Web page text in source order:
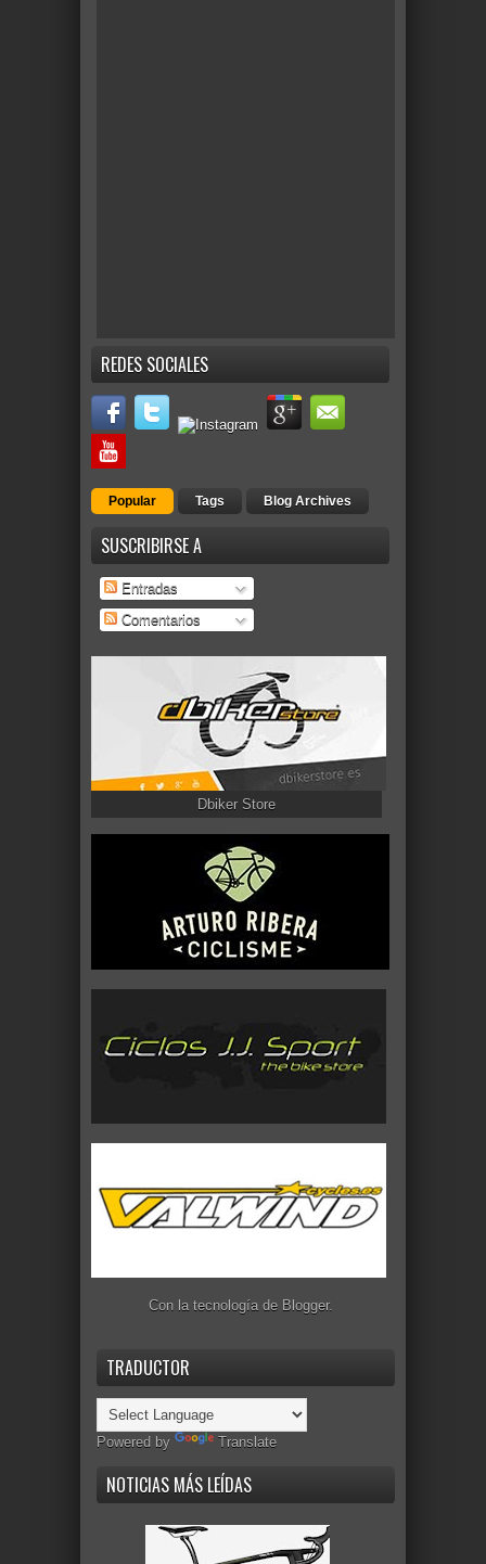
REDES SOCIALES
Popular Tags Blog Archives
SUSCRIBIRSE A
Entradas
Comentarios
Dbiker Store
Con la tecnología de Blogger.
TRADUCTOR
Powered by Translate
NOTICIAS MÁS LEÍDAS